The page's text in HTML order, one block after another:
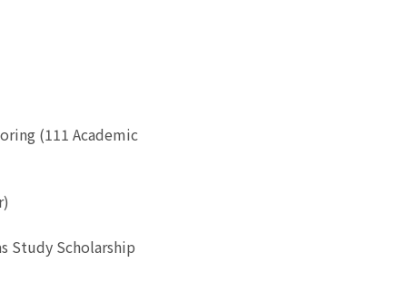
(111 Academic
Study Scholarship